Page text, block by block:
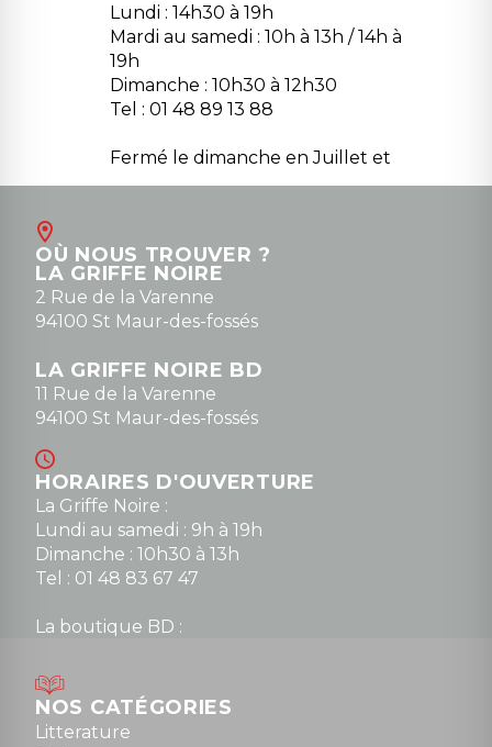
Lundi : 14h30 à 19h
Mardi au samedi : 10h à 13h / 14h à
19h
Dimanche : 10h30 à 12h30
Tel : 01 48 89 13 88
Fermé le dimanche en Juillet et
Août
contact@la-griffe-noire.com
0148836747
OÙ NOUS TROUVER ?
LA GRIFFE NOIRE
2 Rue de la Varenne
94100 St Maur-des-fossés
LA GRIFFE NOIRE BD
11 Rue de la Varenne
94100 St Maur-des-fossés
HORAIRES D'OUVERTURE
La Griffe Noire :
Lundi au samedi : 9h à 19h
Dimanche : 10h30 à 13h
Tel : 01 48 83 67 47
La boutique BD :
Mardi au samedi : 10h à 13h / 14h à 19h
Dimanche : 10h30 à 12h30
Tel : 01 48 89 13 88
NOS CATÉGORIES
Litterature